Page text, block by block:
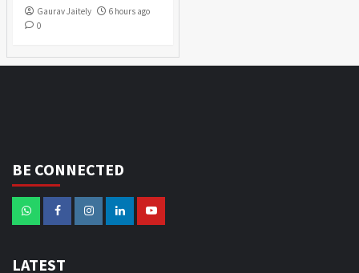
Gaurav Jaitely
6 hours ago
0
BE CONNECTED
LATEST